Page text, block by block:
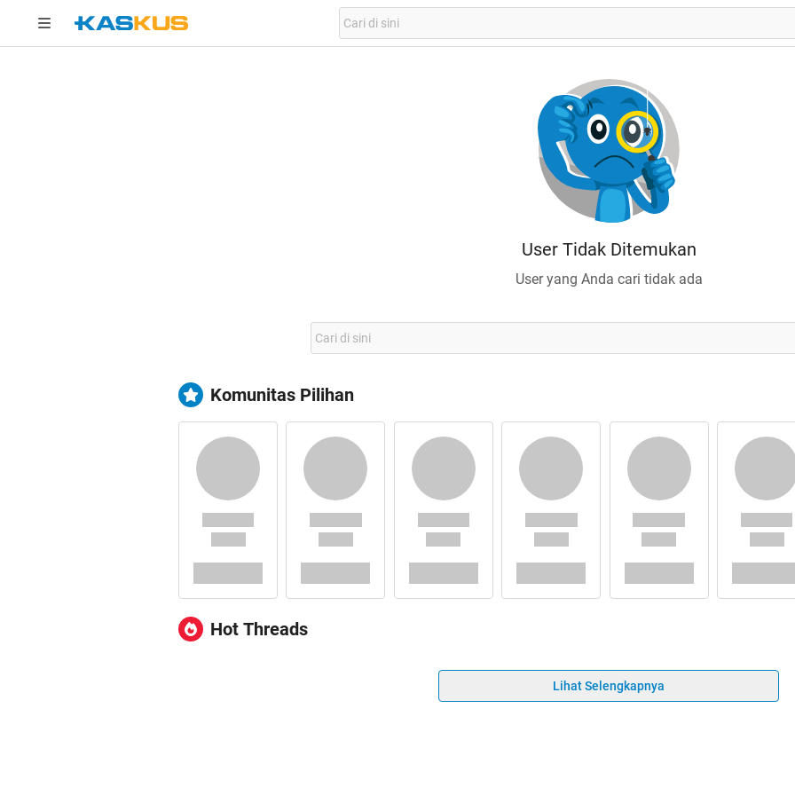
User Tidak Ditemukan
User yang Anda cari tidak ada
Komunitas Pilihan
Hot Threads
Lihat Selengkapnya